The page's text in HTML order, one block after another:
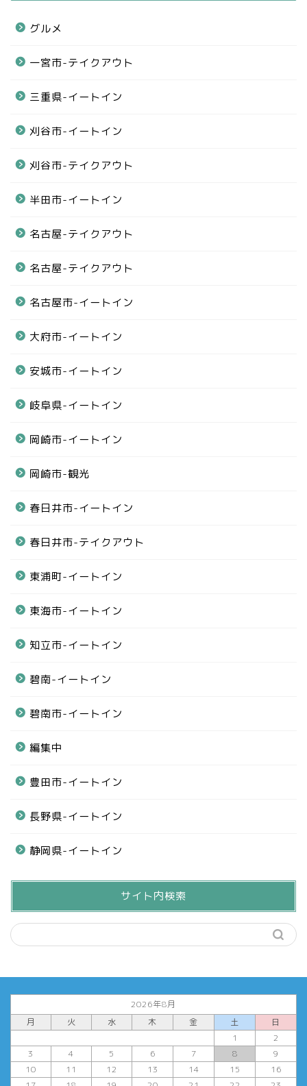
グルメ
一宮市-テイクアウト
三重県-イートイン
刈谷市-イートイン
刈谷市-テイクアウト
半田市-イートイン
名古屋-テイクアウト
名古屋-テイクアウト
名古屋市-イートイン
大府市-イートイン
安城市-イートイン
岐阜県-イートイン
岡崎市-イートイン
岡崎市-観光
春日井市-イートイン
春日井市-テイクアウト
東浦町-イートイン
東海市-イートイン
知立市-イートイン
碧南-イートイン
碧南市-イートイン
編集中
豊田市-イートイン
長野県-イートイン
静岡県-イートイン
サイト内検索
2026年8月
月
火 水 木 金 土
日
1
2
3
4 5 6 7 8
9
10
11 12 13 14 15
16